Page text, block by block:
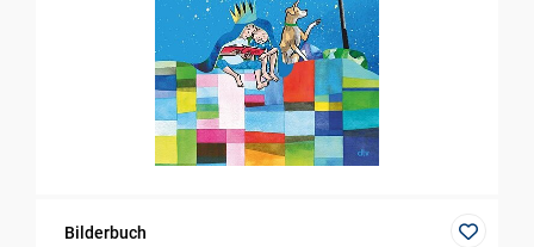
Bilderbuch